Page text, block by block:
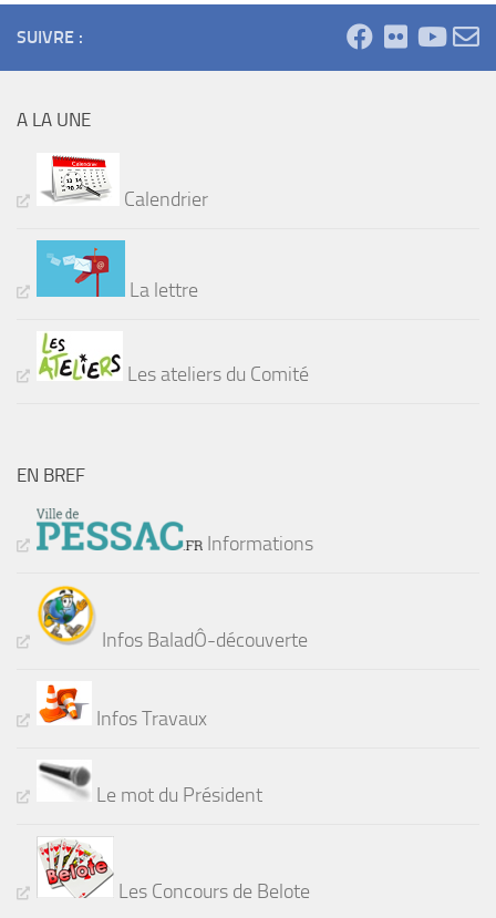
SUIVRE :
A LA UNE
Calendrier
La lettre
Les ateliers du Comité
EN BREF
Informations
Infos BaladÔ-découverte
Infos Travaux
Le mot du Président
Les Concours de Belote